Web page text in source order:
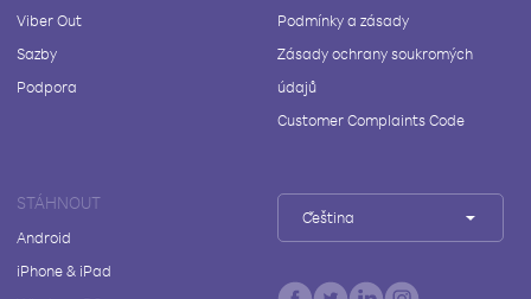
Viber Out
Sazby
Podpora
Podmínky a zásady
Zásady ochrany soukromých
údajů
Customer Complaints Code
STÁHNOUT
Android
iPhone & iPad
Čeština